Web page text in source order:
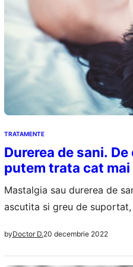
TRATAMENTE
Durerea de sani.
putem trata cat
Mastalgia sau durerea de
ascutita si greu de
acestor organe feminine.
constanta sau poate sa
byDoctor D.20 decembrie 2022